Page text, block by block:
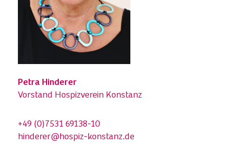
Petra Hinderer
Vorstand Hospizverein Konstanz
+49 (0)7531 69138-10
hinderer@hospiz-konstanz.de